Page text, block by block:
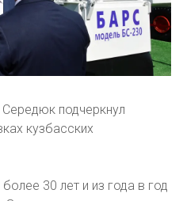
подчеркнул
кузбасских
30 лет и из года в год